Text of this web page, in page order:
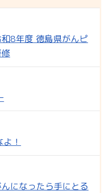
8年度 徳島県がんピ
！
になったら手にとる